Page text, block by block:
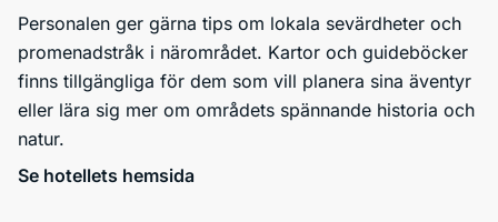
Personalen ger gärna tips om lokala sevärdheter och
promenadstråk i närområdet. Kartor och guideböcker
finns tillgängliga för dem som vill planera sina äventyr
eller lära sig mer om områdets spännande historia och
natur.
Se hotellets hemsida